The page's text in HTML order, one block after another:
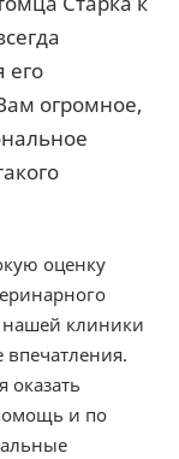
его
огромное,
оценку
нашей клиники
оказать
и по